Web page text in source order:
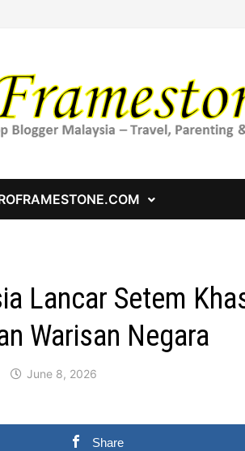
Lancar Setem
Warisan Negara
June 8, 2026
Share